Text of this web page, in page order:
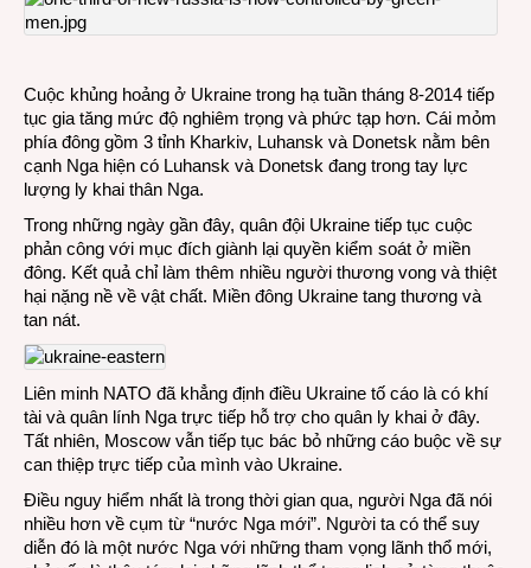
trước
còn
Cuộc khủng hoảng ở Ukraine trong hạ tuần tháng 8-2014 tiếp
tục gia tăng mức độ nghiêm trọng và phức tạp hơn. Cái mỏm
phía đông gồm 3 tỉnh Kharkiv, Luhansk và Donetsk nằm bên
cạnh Nga hiện có Luhansk và Donetsk đang trong tay lực
lượng ly khai thân Nga.
Trong những ngày gần đây, quân đội Ukraine tiếp tục cuộc
phản công với mục đích giành lại quyền kiểm soát ở miền
đông. Kết quả chỉ làm thêm nhiều người thương vong và thiệt
hại nặng nề về vật chất. Miền đông Ukraine tang thương và
tan nát.
Liên minh NATO đã khẳng định điều Ukraine tố cáo là có khí
tài và quân lính Nga trực tiếp hỗ trợ cho quân ly khai ở đây.
Tất nhiên, Moscow vẫn tiếp tục bác bỏ những cáo buộc về sự
can thiệp trực tiếp của mình vào Ukraine.
Điều nguy hiểm nhất là trong thời gian qua, người Nga đã nói
nhiều hơn về cụm từ “nước Nga mới”. Người ta có thể suy
diễn đó là một nước Nga với những tham vọng lãnh thổ mới,